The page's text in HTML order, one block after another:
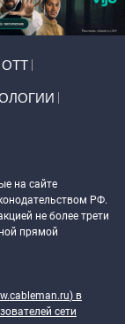
ОТТ
на сайте
РФ.
не более трети
прямой
) в
сети